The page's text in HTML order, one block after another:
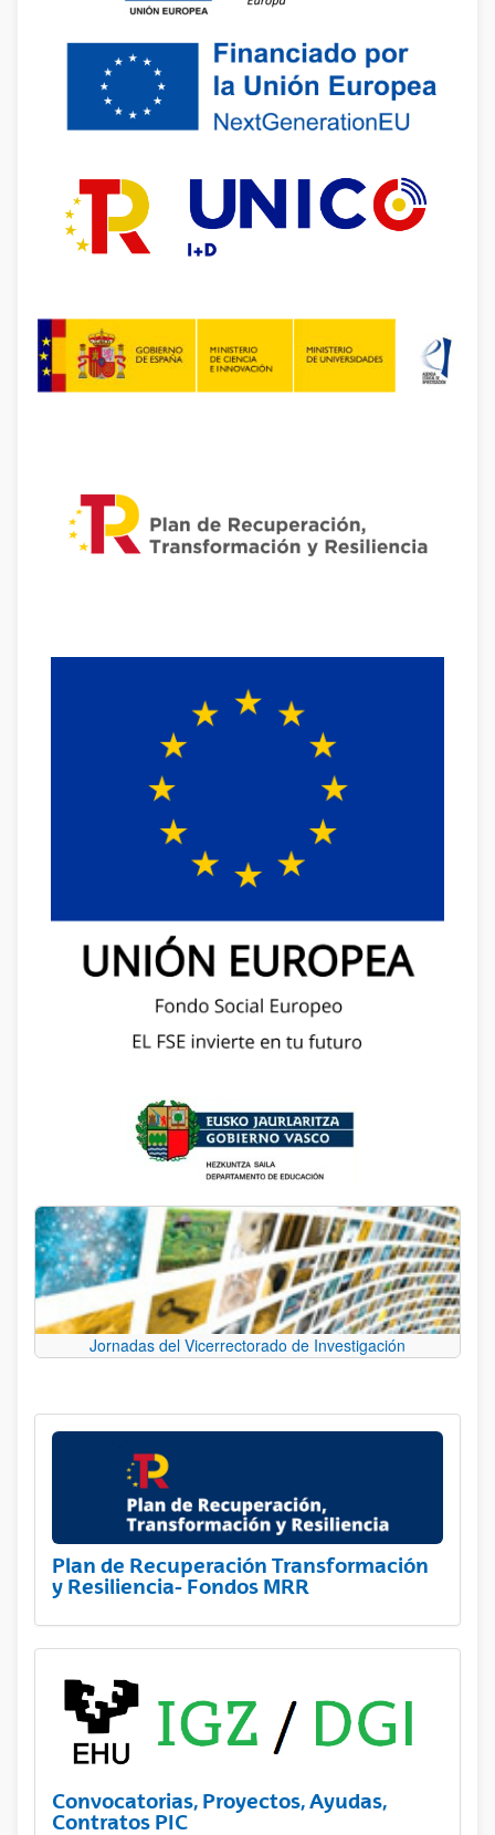
Jornadas del Vicerrectorado de Investigación
Plan de Recuperación Transformación
y Resiliencia- Fondos MRR
Convocatorias, Proyectos, Ayudas,
Contratos PIC